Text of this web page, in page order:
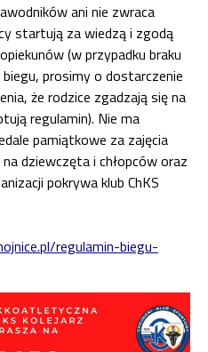
ani nie zwraca
startują za wiedzą i zgodą
(w przypadku braku
prosimy o dostarczenie
że rodzice zgadzają się na
regulamin). Nie ma
pamiątkowe za zajęcia
dziewczęta i chłopców oraz
pokrywa klub ChKS
regulamin-biegu-